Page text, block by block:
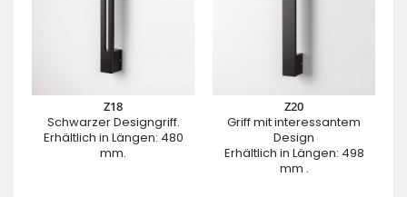
Z18
Schwarzer Designgriff.
Erhältlich in Längen: 480
mm.
Z20
Griff mit interessantem
Design
Erhältlich in Längen: 498
mm .